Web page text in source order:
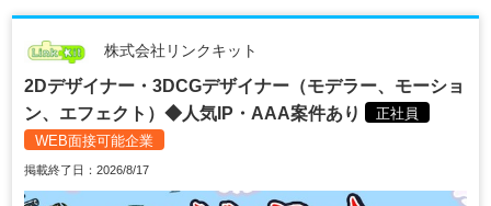
株式会社リンクキット
2Dデザイナー・3DCGデザイナー（モデラー、モーショ
ン、エフェクト）◆人気IP・AAA案件あり
正社員
WEB面接可能企業
掲載終了日：2026/8/17